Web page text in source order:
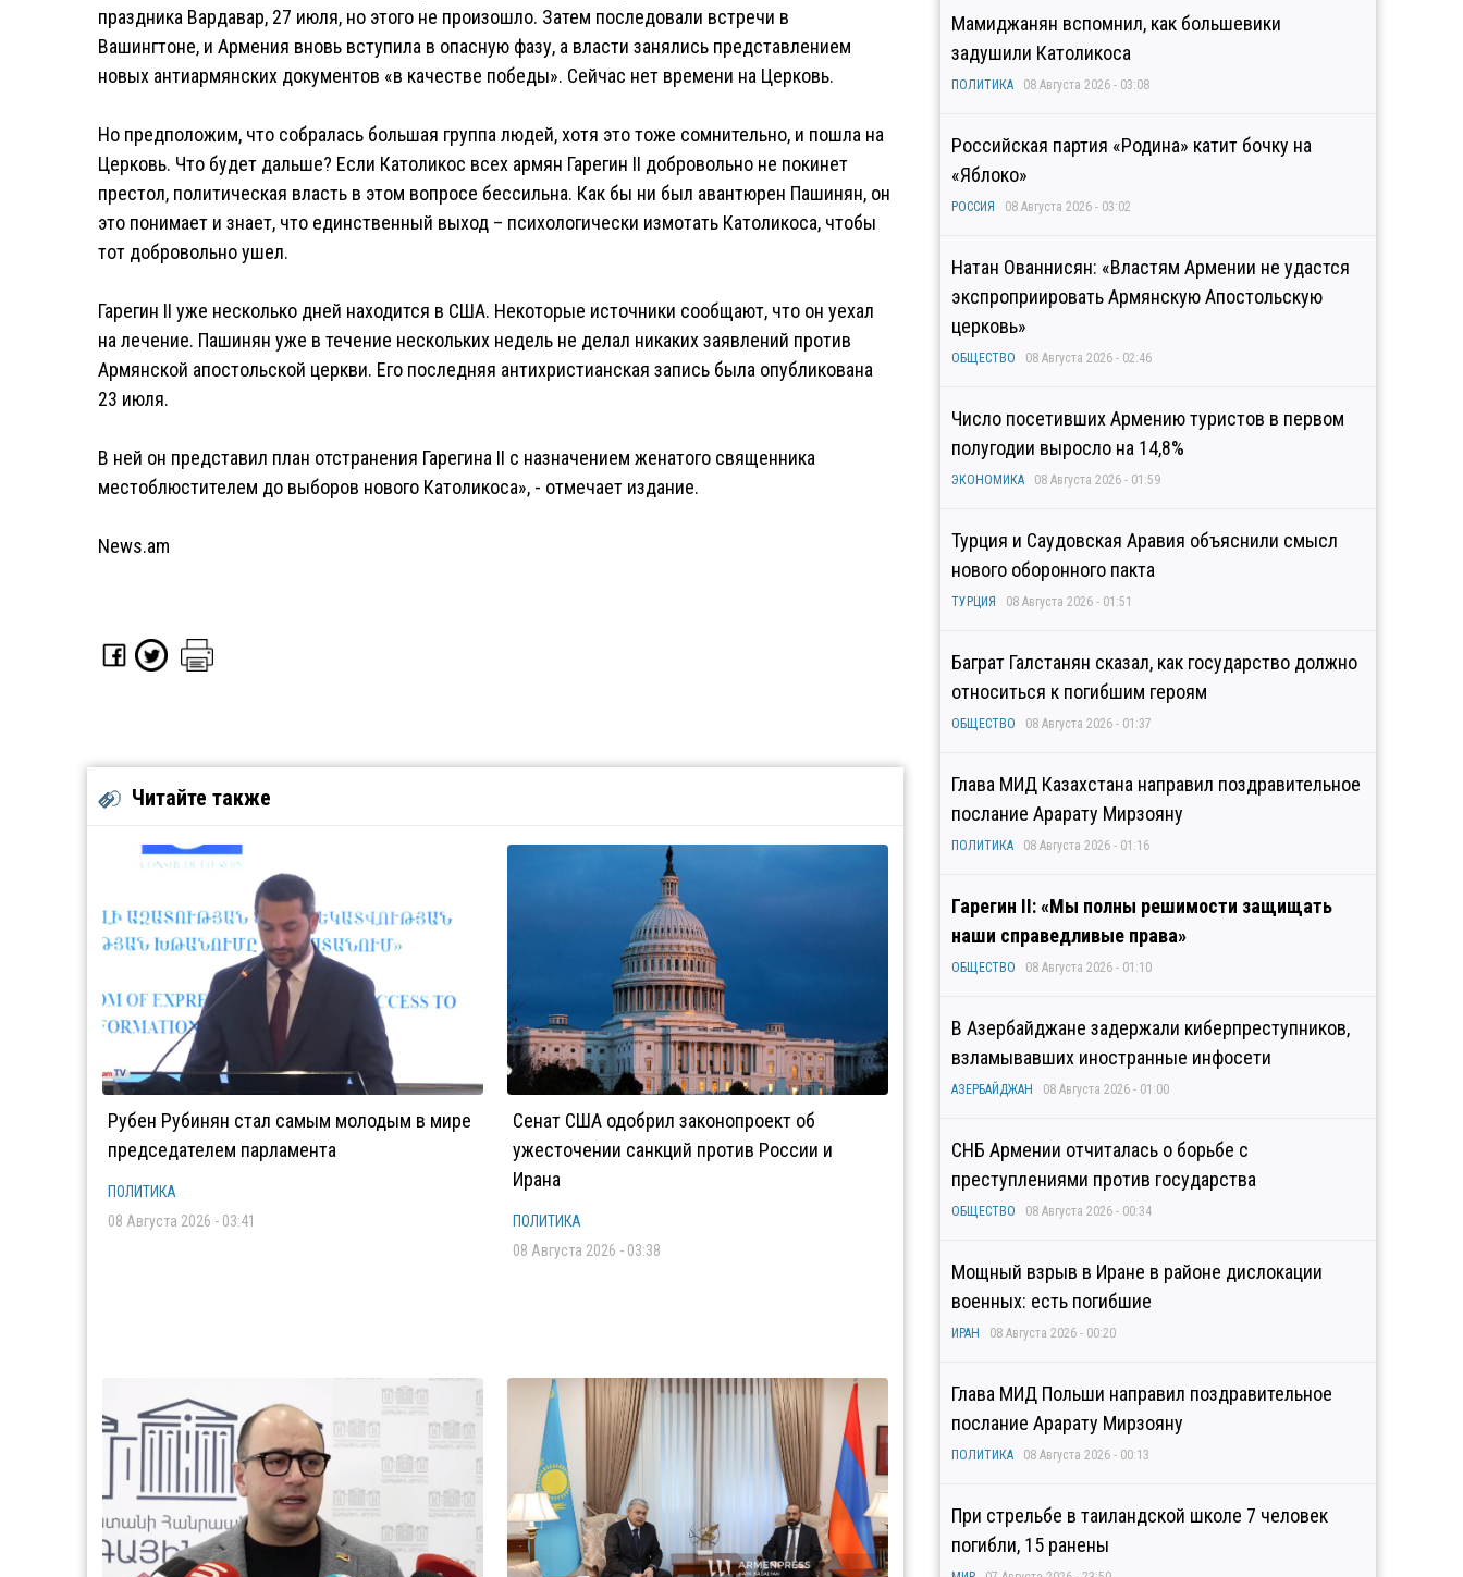
праздника Вардавар, 27 июля, но этого не произошло. Затем последовали встречи в
Вашингтоне, и Армения вновь вступила в опасную фазу, а власти занялись представлением
новых антиармянских документов «в качестве победы». Сейчас нет времени на Церковь.
Но предположим, что собралась большая группа людей, хотя это тоже сомнительно, и пошла на
Церковь. Что будет дальше? Если Католикос всех армян Гарегин II добровольно не покинет
престол, политическая власть в этом вопросе бессильна. Как бы ни был авантюрен Пашинян, он
это понимает и знает, что единственный выход – психологически измотать Католикоса, чтобы
тот добровольно ушел.
Гарегин II уже несколько дней находится в США. Некоторые источники сообщают, что он уехал
на лечение. Пашинян уже в течение нескольких недель не делал никаких заявлений против
Армянской апостольской церкви. Его последняя антихристианская запись была опубликована
23 июля.
В ней он представил план отстранения Гарегина II с назначением женатого священника
местоблюстителем до выборов нового Католикоса», - отмечает издание.
News.am
Читайте также
Рубен Рубинян стал самым молодым в мире
председателем парламента
ПОЛИТИКА
08 Августа 2026 - 03:41
Сенат США одобрил законопроект об
ужесточении санкций против России и
Ирана
ПОЛИТИКА
08 Августа 2026 - 03:38
Мамиджанян вспомнил, как большевики
задушили Католикоса
ПОЛИТИКА 08 Августа 2026 - 03:08
Российская партия «Родина» катит бочку на
«Яблоко»
РОССИЯ 08 Августа 2026 - 03:02
Натан Ованнисян: «Властям Армении не удастся
экспроприировать Армянскую Апостольскую
церковь»
ОБЩЕСТВО 08 Августа 2026 - 02:46
Число посетивших Армению туристов в первом
полугодии выросло на 14,8%
ЭКОНОМИКА 08 Августа 2026 - 01:59
Турция и Саудовская Аравия объяснили смысл
нового оборонного пакта
ТУРЦИЯ 08 Августа 2026 - 01:51
Баграт Галстанян сказал, как государство должно
относиться к погибшим героям
ОБЩЕСТВО 08 Августа 2026 - 01:37
Глава МИД Казахстана направил поздравительное
послание Арарату Мирзояну
ПОЛИТИКА 08 Августа 2026 - 01:16
Гарегин II: «Мы полны решимости защищать
наши справедливые права»
ОБЩЕСТВО 08 Августа 2026 - 01:10
В Азербайджане задержали киберпреступников,
взламывавших иностранные инфосети
АЗЕРБАЙДЖАН 08 Августа 2026 - 01:00
СНБ Армении отчиталась о борьбе с
преступлениями против государства
ОБЩЕСТВО 08 Августа 2026 - 00:34
Мощный взрыв в Иране в районе дислокации
военных: есть погибшие
ИРАН 08 Августа 2026 - 00:20
Глава МИД Польши направил поздравительное
послание Арарату Мирзояну
ПОЛИТИКА 08 Августа 2026 - 00:13
При стрельбе в таиландской школе 7 человек
погибли, 15 ранены